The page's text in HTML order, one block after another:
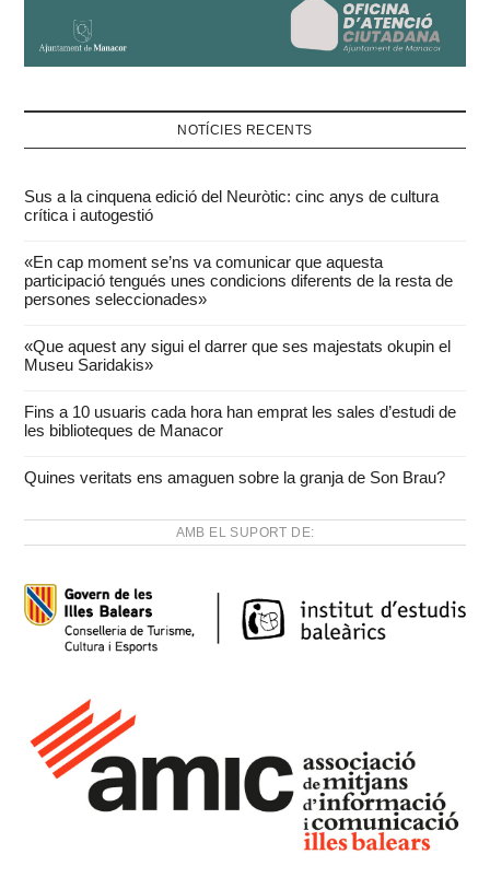
NOTÍCIES RECENTS
Sus a la cinquena edició del Neuròtic: cinc anys de cultura
crítica i autogestió
«En cap moment se’ns va comunicar que aquesta
participació tengués unes condicions diferents de la resta de
persones seleccionades»
«Que aquest any sigui el darrer que ses majestats okupin el
Museu Saridakis»
Fins a 10 usuaris cada hora han emprat les sales d’estudi de
les biblioteques de Manacor
Quines veritats ens amaguen sobre la granja de Son Brau?
AMB EL SUPORT DE: